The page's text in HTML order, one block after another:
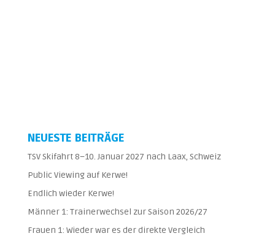
NEUESTE BEITRÄGE
TSV Skifahrt 8–10. Januar 2027 nach Laax, Schweiz
Public Viewing auf Kerwe!
Endlich wieder Kerwe!
Männer 1: Trainerwechsel zur Saison 2026/27
Frauen 1: Wieder war es der direkte Vergleich